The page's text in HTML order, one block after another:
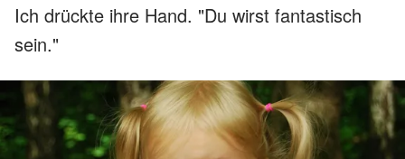
Ich drückte ihre Hand. "Du wirst fantastisch
sein."